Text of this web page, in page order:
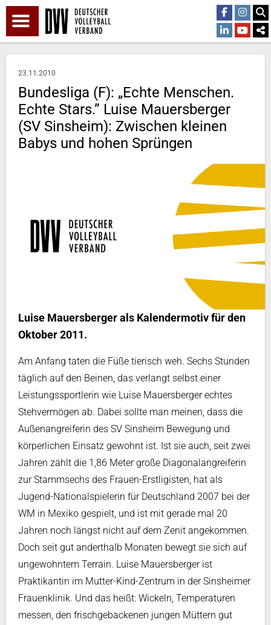
23.11.2010
Bundesliga (F): „Echte Menschen.
Echte Stars.” Luise Mauersberger
(SV Sinsheim): Zwischen kleinen
Babys und hohen Sprüngen
Luise Mauersberger als Kalendermotiv für den
Oktober 2011.
Am Anfang taten die Füße tierisch weh. Sechs Stunden
täglich auf den Beinen, das verlangt selbst einer
Leistungssportlerin wie Luise Mauersberger echtes
Stehvermögen ab. Dabei sollte man meinen, dass die
Außenangreiferin des SV Sinsheim Bewegung und
körperlichen Einsatz gewohnt ist. Ist sie auch, seit zwei
Jahren zählt die 1,86 Meter große Diagonalangreiferin
zur Stammsechs des Frauen-Erstligisten, hat als
Jugend-Nationalspielerin für Deutschland 2007 bei der
WM in Mexiko gespielt, und ist mit gerade mal 20
Jahren noch längst nicht auf dem Zenit angekommen.
Doch seit gut anderthalb Monaten bewegt sie sich auf
ungewohntem Terrain. Luise Mauersberger ist
Praktikantin im Mutter-Kind-Zentrum in der Sinsheimer
Frauenklinik. Und das heißt: Wickeln, Temperaturen
messen, den frischgebackenen jungen Müttern gut